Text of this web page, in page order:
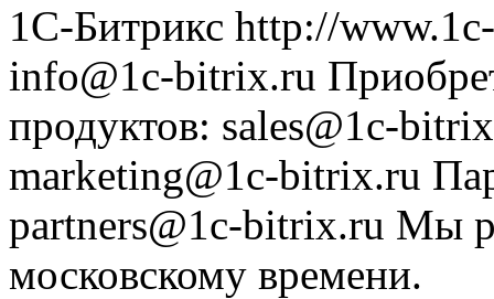
1С-Битрикс http://
info@1c-bitrix.ru
продуктов: sales@1c-
marketing@1c-bitrix.ru
partners@1c-bitrix.ru Мы
московскому времени.